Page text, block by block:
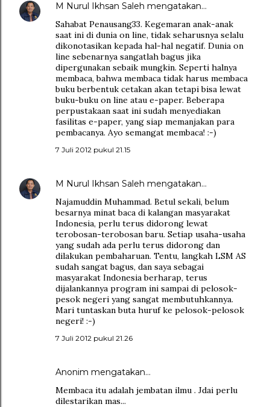
M Nurul Ikhsan Saleh mengatakan…
Sahabat Penausang33. Kegemaran anak-anak
saat ini di dunia on line, tidak seharusnya selalu
dikonotasikan kepada hal-hal negatif. Dunia on
line sebenarnya sangatlah bagus jika
dipergunakan sebaik mungkin. Seperti halnya
membaca, bahwa membaca tidak harus membaca
buku berbentuk cetakan akan tetapi bisa lewat
buku-buku on line atau e-paper. Beberapa
perpustakaan saat ini sudah menyediakan
fasilitas e-paper, yang siap memanjakan para
pembacanya. Ayo semangat membaca! :-)
7 Juli 2012 pukul 21.15
M Nurul Ikhsan Saleh mengatakan…
Najamuddin Muhammad. Betul sekali, belum
besarnya minat baca di kalangan masyarakat
Indonesia, perlu terus didorong lewat
terobosan-terobosan baru. Setiap usaha-usaha
yang sudah ada perlu terus didorong dan
dilakukan pembaharuan. Tentu, langkah LSM AS
sudah sangat bagus, dan saya sebagai
masyarakat Indonesia berharap, terus
dijalankannya program ini sampai di pelosok-
pesok negeri yang sangat membutuhkannya.
Mari tuntaskan buta huruf ke pelosok-pelosok
negeri! :-)
7 Juli 2012 pukul 21.26
Anonim mengatakan…
Membaca itu adalah jembatan ilmu . Jdai perlu
dilestarikan mas...